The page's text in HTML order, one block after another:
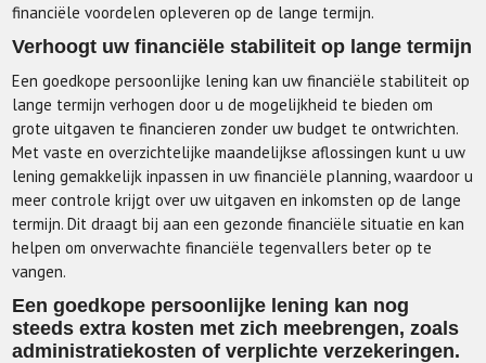
financiële voordelen opleveren op de lange termijn.
Verhoogt uw financiële stabiliteit op lange termijn
Een goedkope persoonlijke lening kan uw financiële stabiliteit op
lange termijn verhogen door u de mogelijkheid te bieden om
grote uitgaven te financieren zonder uw budget te ontwrichten.
Met vaste en overzichtelijke maandelijkse aflossingen kunt u uw
lening gemakkelijk inpassen in uw financiële planning, waardoor u
meer controle krijgt over uw uitgaven en inkomsten op de lange
termijn. Dit draagt bij aan een gezonde financiële situatie en kan
helpen om onverwachte financiële tegenvallers beter op te
vangen.
Een goedkope persoonlijke lening kan nog
steeds extra kosten met zich meebrengen, zoals
administratiekosten of verplichte verzekeringen.